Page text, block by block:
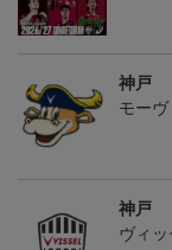
神戸
モー
神戸
ヴィ